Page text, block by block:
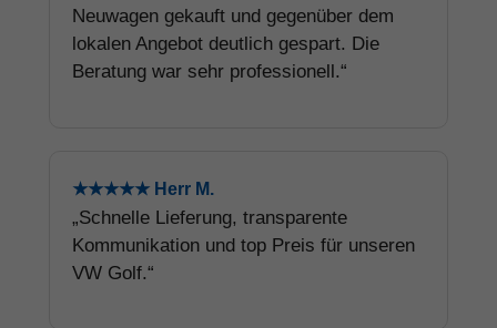
Neuwagen gekauft und gegenüber dem
lokalen Angebot deutlich gespart. Die
Beratung war sehr professionell.“
★★★★★ Herr M.
„Schnelle Lieferung, transparente
Kommunikation und top Preis für unseren
VW Golf.“